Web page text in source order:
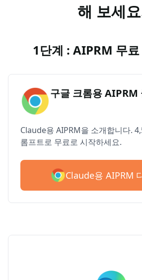
해 보세
1단계 : AIPRM 무
구글 크롬용 AIPRM
Claude용 AIPRM을 소개합니다.
롬프트로 무료로 시작하세요.
Claude용 AIPRM